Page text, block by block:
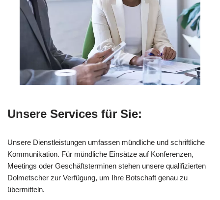
Unsere Services für Sie:
Unsere Dienstleistungen umfassen mündliche und schriftliche
Kommunikation. Für mündliche Einsätze auf Konferenzen,
Meetings oder Geschäftsterminen stehen unsere qualifizierten
Dolmetscher zur Verfügung, um Ihre Botschaft genau zu
übermitteln.